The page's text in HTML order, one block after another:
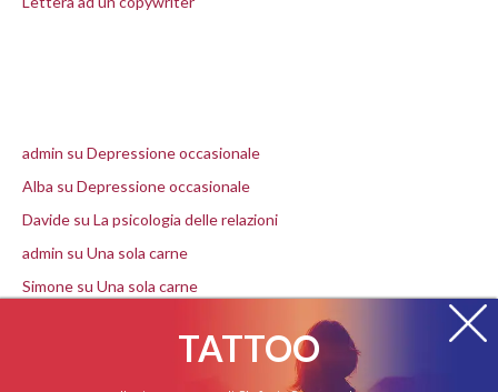
admin su Depressione occasionale
Alba su Depressione occasionale
Davide su La psicologia delle relazioni
admin su Una sola carne
Simone su Una sola carne
TATTOO